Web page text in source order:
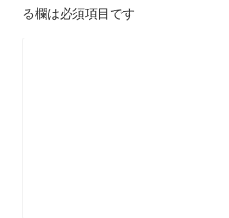
る欄は必須項目です